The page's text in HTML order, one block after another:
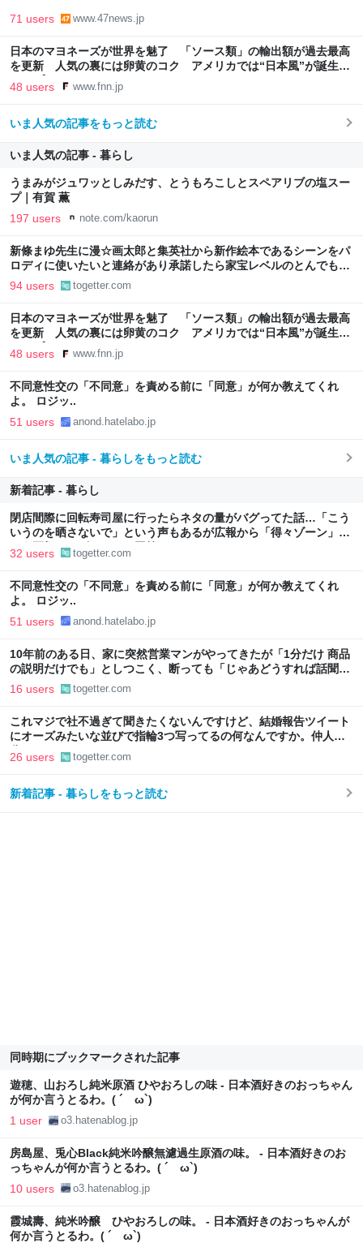
71 users www.47news.jp
日本のマヨネーズが世界を魅了 「ソース類」の輸出額が過去最高
を更新 人気の裏には卵黄のコク アメリカでは“日本風”が誕生｜
FNNプライムオンライン
48 users www.fnn.jp
いま人気の記事をもっと読む
いま人気の記事 - 暮らし
うまみがジュワッとしみだす、とうもろこしとスペアリブの塩スー
プ｜有賀 薫
197 users note.com/kaorun
新條まゆ先生に漫☆画太郎と集英社から新作絵本であるシーンをパ
ロディに使いたいと連絡があり承諾したら家宝レベルのとんでもな
いものが届いた
94 users togetter.com
日本のマヨネーズが世界を魅了 「ソース類」の輸出額が過去最高
を更新 人気の裏には卵黄のコク アメリカでは“日本風”が誕生｜
FNNプライムオンライン
48 users www.fnn.jp
不同意性交の「不同意」を責める前に「同意」が何か教えてくれ
よ。 ロジッ..
51 users anond.hatelabo.jp
いま人気の記事 - 暮らしをもっと読む
新着記事 - 暮らし
閉店間際に回転寿司屋に行ったらネタの量がバグってた話…「こう
いうのを晒さないで」という声もあるが広報から「得々ゾーン」と
いう正規サービスだとの回答も
32 users togetter.com
不同意性交の「不同意」を責める前に「同意」が何か教えてくれ
よ。 ロジッ..
51 users anond.hatelabo.jp
10年前のある日、家に突然営業マンがやってきたが「1分だけ 商品
の説明だけでも」としつこく、断っても「じゃあどうすれば話聞い
てくれますか」と言われたので、ある方法で解決することに
16 users togetter.com
これマジで社不過ぎて聞きたくないんですけど、結婚報告ツイート
にオーズみたいな並びで指輪3つ写ってるの何なんですか。仲人の
分？
26 users togetter.com
新着記事 - 暮らしをもっと読む
同時期にブックマークされた記事
遊穂、山おろし純米原酒 ひやおろしの味 - 日本酒好きのおっちゃん
が何か言うとるわ。( ´ ω`)
1 user o3.hatenablog.jp
房島屋、兎心Black純米吟醸無濾過生原酒の味。 - 日本酒好きのお
っちゃんが何か言うとるわ。( ´ ω`)
10 users o3.hatenablog.jp
霞城壽、純米吟醸 ひやおろしの味。 - 日本酒好きのおっちゃんが
何か言うとるわ。( ´ ω`)